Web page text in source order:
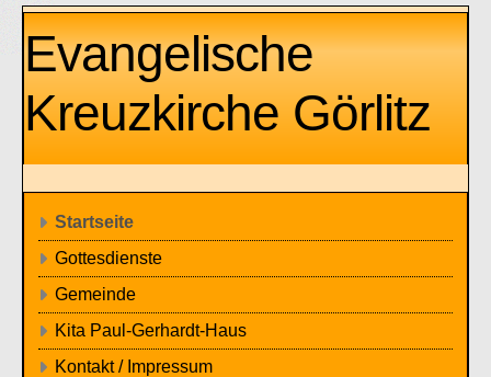
Evangelische
Kreuzkirche Görlitz
Startseite
Gottesdienste
Gemeinde
Kita Paul-Gerhardt-Haus
Kontakt / Impressum